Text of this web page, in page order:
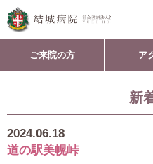
ご来院の方 ア
新
2024.06.18
道の駅美幌峠